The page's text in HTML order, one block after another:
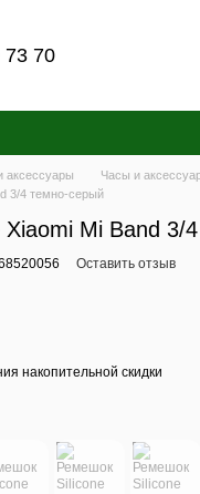
73 70
аксессуары
Часы и
3/4 темно-серый
Mi Band 3/
Оставить отзыв
накопительной скидки